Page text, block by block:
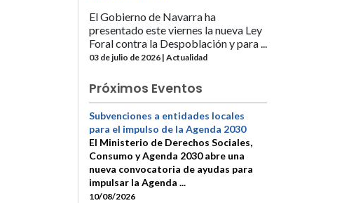
El Gobierno de Navarra ha
presentado este viernes la nueva Ley
Foral contra la Despoblación y para ...
03 de julio de 2026 | Actualidad
Próximos Eventos
Subvenciones a entidades locales
para el impulso de la Agenda 2030
El Ministerio de Derechos Sociales,
Consumo y Agenda 2030 abre una
nueva convocatoria de ayudas para
impulsar la Agenda ...
10/08/2026